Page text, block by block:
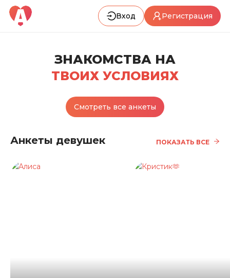
Вход Регистрация
ЗНАКОМСТВА НА
ТВОИХ УСЛОВИЯХ
Смотреть все анкеты
Анкеты девушек ПОКАЗАТЬ ВСЕ